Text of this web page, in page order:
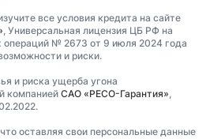
все условия кредита на сайте
, Универсальная лицензия ЦБ РФ на
операций № 2673 от 9 июля 2024 года
и риски.
и риска ущерба угона
компаниейСАО «РЕСО-Гарантия»,
оставляя свои персональные данные